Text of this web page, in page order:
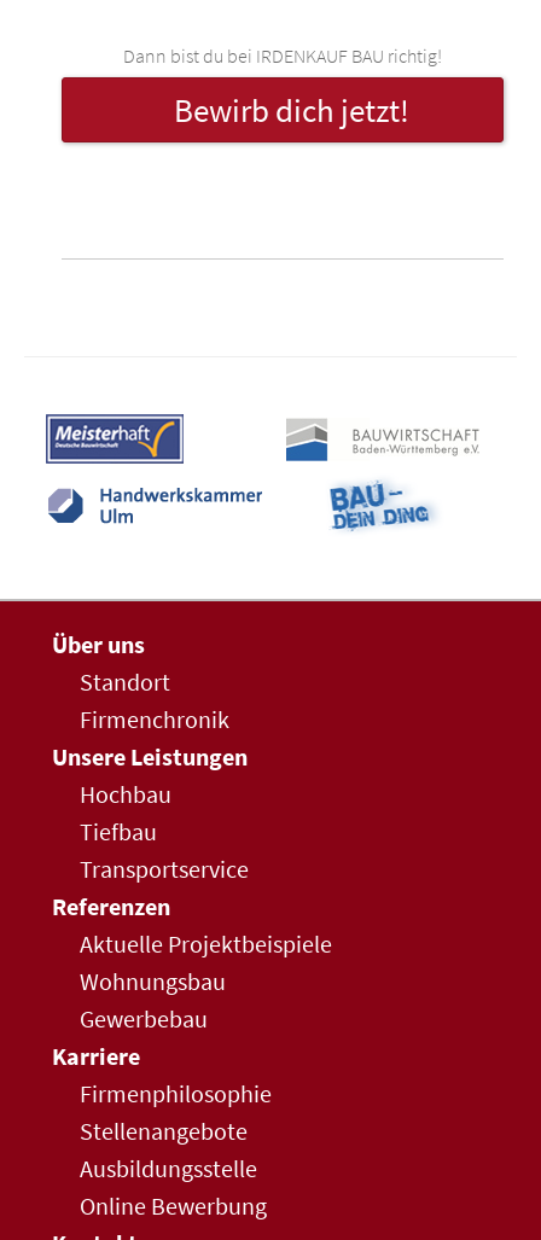
Dann bist du bei IRDENKAUF BAU richtig!
Bewirb dich jetzt!
Über uns
Standort
Firmenchronik
Unsere Leistungen
Hochbau
Tiefbau
Transportservice
Referenzen
Aktuelle Projektbeispiele
Wohnungsbau
Gewerbebau
Karriere
Firmenphilosophie
Stellenangebote
Ausbildungsstelle
Online Bewerbung